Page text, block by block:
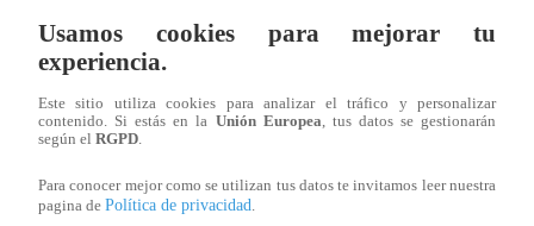
Programa completo
gala
También te puede
Usamos cookies para mejorar tu
experiencia.
Este sitio utiliza cookies para analizar el tráfico y personalizar
contenido. Si estás en la Unión Europea , tus datos se gestionarán
según el RGPD
Para conocer mejor como se utilizan tus datos te invitamos leer nuestra
pagina de Política de privacidad